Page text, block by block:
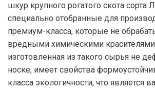
шкур крупного рогатого скота
специально отобранные для
премиум-класса, которые не
вредными химическими
изготовленная из такого сырья не
носке, имеет свойства
класса экологичности, что является